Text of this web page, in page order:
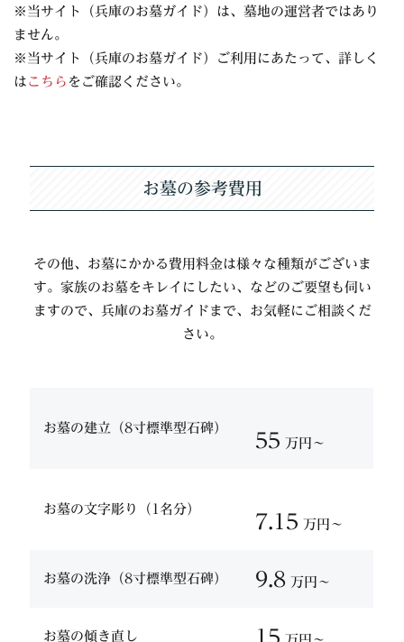
※当サイト（兵庫のお墓ガイド）は、墓地の運営者ではあり
ません。
※当サイト（兵庫のお墓ガイド）ご利用にあたって、詳しく
は こちら をご確認ください。
お墓の参考費用
その他、お墓にかかる費用料金は様々な種類がございま
す。家族のお墓をキレイにしたい、などのご要望も伺い
ますので、兵庫のお墓ガイドまで、お気軽にご相談くだ
さい。
お墓の建立（8寸標準型石碑）
55 万円〜
お墓の文字彫り（1名分）
7.15 万円〜
お墓の洗浄（8寸標準型石碑） 9.8 万円〜
お墓の傾き直し 15